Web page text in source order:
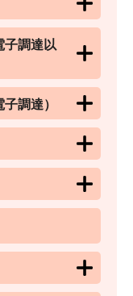
子調達以
調達）